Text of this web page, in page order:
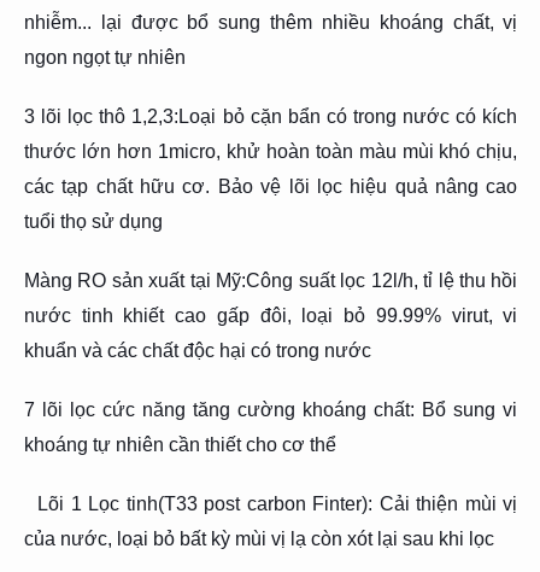
nhiễm... lại được bổ sung thêm nhiều khoáng chất, vị
ngon ngọt tự nhiên
3 lõi lọc thô 1,2,3:Loại bỏ cặn bẩn có trong nước có kích
thước lớn hơn 1micro, khử hoàn toàn màu mùi khó chịu,
các tạp chất hữu cơ. Bảo vệ lõi lọc hiệu quả nâng cao
tuổi thọ sử dụng
Màng RO sản xuất tại Mỹ:Công suất lọc 12l/h, tỉ lệ thu hồi
nước tinh khiết cao gấp đôi, loại bỏ 99.99% virut, vi
khuẩn và các chất độc hại có trong nước
7 lõi lọc cức năng tăng cường khoáng chất: Bổ sung vi
khoáng tự nhiên cần thiết cho cơ thể
Lõi 1 Lọc tinh(T33 post carbon Finter): Cải thiện mùi vị
của nước, loại bỏ bất kỳ mùi vị lạ còn xót lại sau khi lọc